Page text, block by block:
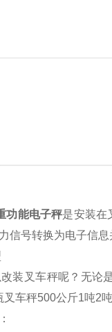
功能电子秤是安装在
信号转换为电子信
装叉车秤呢？无论
车秤500公斤1吨2
：